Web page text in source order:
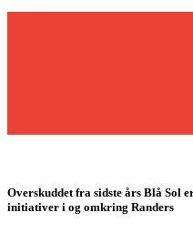
Overskuddet fra sidste års Blå Sol
initiativer i og omkring Randers